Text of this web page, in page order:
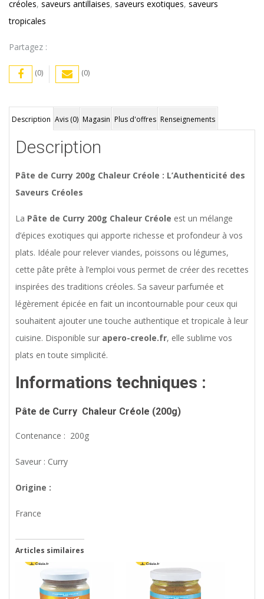
créoles, saveurs antillaises, saveurs exotiques, saveurs
tropicales
Partagez :
(0) (0)
Description Avis (0) Magasin Plus d'offres Renseignements
Description
Pâte de Curry 200g Chaleur Créole : L’Authenticité des
Saveurs Créoles
La Pâte de Curry 200g Chaleur Créole est un mélange
d’épices exotiques qui apporte richesse et profondeur à vos
plats. Idéale pour relever viandes, poissons ou légumes,
cette pâte prête à l’emploi vous permet de créer des recettes
inspirées des traditions créoles. Sa saveur parfumée et
légèrement épicée en fait un incontournable pour ceux qui
souhaitent ajouter une touche authentique et tropicale à leur
cuisine. Disponible sur apero-creole.fr, elle sublime vos
plats en toute simplicité.
Informations techniques :
Pâte de Curry Chaleur Créole (200g)
Contenance : 200g
Saveur : Curry
Origine :
France
Articles similaires